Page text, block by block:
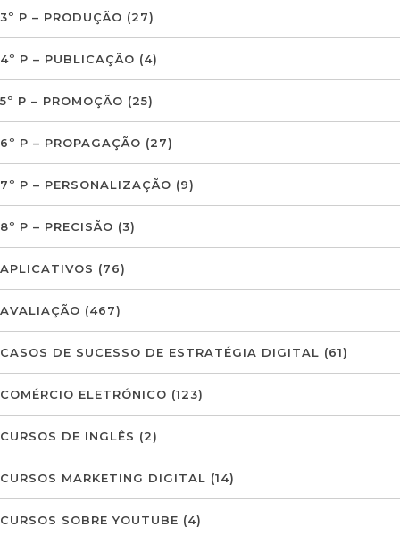
3º P – PRODUÇÃO (27)
4º P – PUBLICAÇÃO (4)
5º P – PROMOÇÃO (25)
6º P – PROPAGAÇÃO (27)
7º P – PERSONALIZAÇÃO (9)
8º P – PRECISÃO (3)
APLICATIVOS (76)
AVALIAÇÃO (467)
CASOS DE SUCESSO DE ESTRATÉGIA DIGITAL (61)
COMÉRCIO ELETRÓNICO (123)
CURSOS DE INGLÊS (2)
CURSOS MARKETING DIGITAL (14)
CURSOS SOBRE YOUTUBE (4)